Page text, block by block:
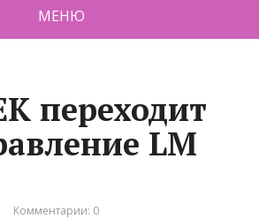
МЕНЮ
переходит
LM
Комментарии: 0